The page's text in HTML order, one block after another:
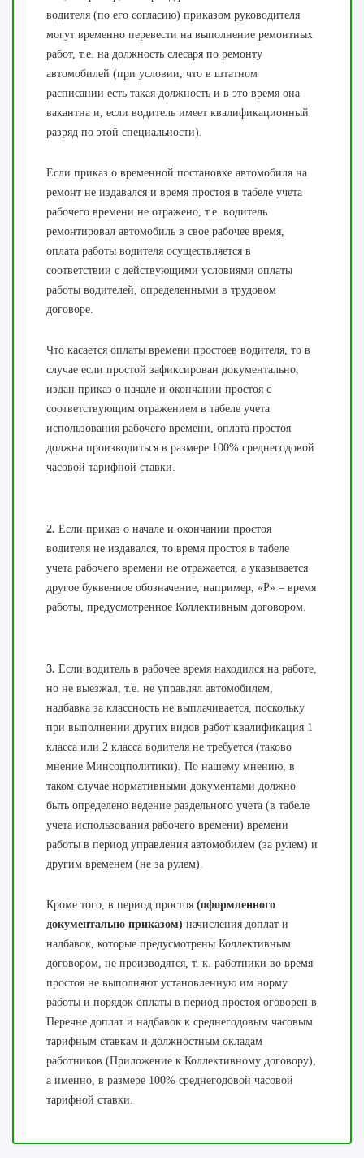
водителя (по его согласию) приказом руководителя
могут временно перевести на выполнение ремонтных
работ, т.е. на должность слесаря по ремонту
автомобилей (при условии, что в штатном
расписании есть такая должность и в это время она
вакантна и, если водитель имеет квалификационный
разряд по этой специальности).
Если приказ о временной постановке автомобиля на
ремонт не издавался и время простоя в табеле учета
рабочего времени не отражено, т.е. водитель
ремонтировал автомобиль в свое рабочее время,
оплата работы водителя осуществляется в
соответствии с действующими условиями оплаты
работы водителей, определенными в трудовом
договоре.
Что касается оплаты времени простоев водителя, то в
случае если простой зафиксирован документально,
издан приказ о начале и окончании простоя с
соответствующим отражением в табеле учета
использования рабочего времени, оплата простоя
должна производиться в размере 100% среднегодовой
часовой тарифной ставки.
2. Если приказ о начале и окончании простоя
водителя не издавался, то время простоя в табеле
учета рабочего времени не отражается, а указывается
другое буквенное обозначение, например, «Р» – время
работы, предусмотренное Коллективным договором.
3. Если водитель в рабочее время находился на работе,
но не выезжал, т.е. не управлял автомобилем,
надбавка за классность не выплачивается, поскольку
при выполнении других видов работ квалификация 1
класса или 2 класса водителя не требуется (таково
мнение Минсоцполитики). По нашему мнению, в
таком случае нормативными документами должно
быть определено ведение раздельного учета (в табеле
учета использования рабочего времени) времени
работы в период управления автомобилем (за рулем) и
другим временем (не за рулем).
Кроме того, в период простоя (оформленного
документально приказом) начисления доплат и
надбавок, которые предусмотрены Коллективным
договором, не производятся, т. к. работники во время
простоя не выполняют установленную им норму
работы и порядок оплаты в период простоя оговорен в
Перечне доплат и надбавок к среднегодовым часовым
тарифным ставкам и должностным окладам
работников (Приложение к Коллективному договору),
а именно, в размере 100% среднегодовой часовой
тарифной ставки.